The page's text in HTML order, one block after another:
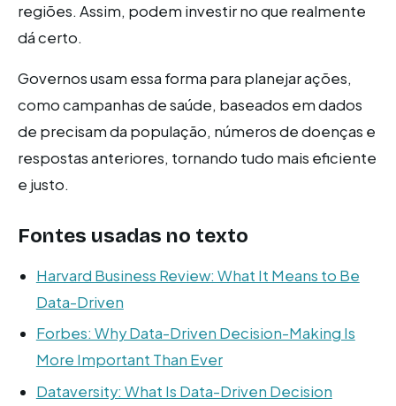
regiões. Assim, podem investir no que realmente
dá certo.
Governos usam essa forma para planejar ações,
como campanhas de saúde, baseados em dados
de precisam da população, números de doenças e
respostas anteriores, tornando tudo mais eficiente
e justo.
Fontes usadas no texto
Harvard Business Review: What It Means to Be
Data-Driven
Forbes: Why Data-Driven Decision-Making Is
More Important Than Ever
Dataversity: What Is Data-Driven Decision